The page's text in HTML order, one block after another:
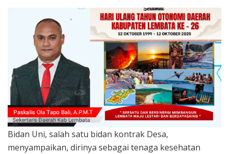
Bidan Uni, salah satu bidan kontrak Desa,
menyampaikan, dirinya sebagai tenaga kesehatan